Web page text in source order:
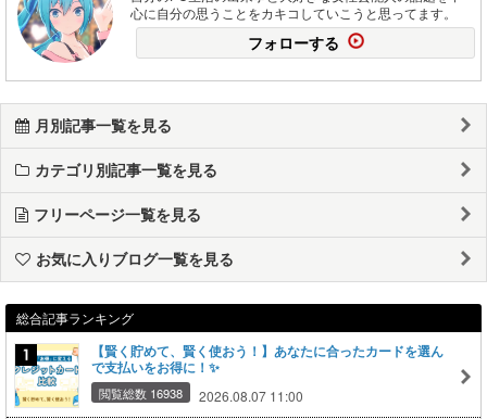
心に自分の思うことをカキコしていこうと思ってます。
フォローする
月別記事一覧を見る
カテゴリ別記事一覧を見る
フリーページ一覧を見る
お気に入りブログ一覧を見る
総合記事ランキング
【賢く貯めて、賢く使おう！】あなたに合ったカードを選ん
で支払いをお得に！✨
閲覧総数 16938 2026.08.07 11:00